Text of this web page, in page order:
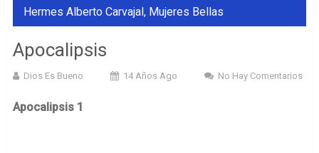
Hermes Alberto Carvajal, Mujeres Bellas
Apocalipsis
Dios Es Bueno 14 Años Ago No Hay Comentarios
Apocalipsis 1